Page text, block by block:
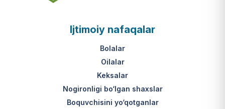
asosi nima?
(1-ilova, 6-band "j" va "l" kichik
jumladan, vasiylik, homiylik yoki
Ushbu xizmatning huquqiy
O‘zbekiston Respublikasi VMQ-893
hamda amaldagi imtiyozlar
to‘g‘risidagi qonunchilik.
Ijtimoiy nafaqalar
Bolalar
Oilalar
Keksalar
Nogironligi bo‘lgan shaxslar
Boquvchisini yo‘qotganlar